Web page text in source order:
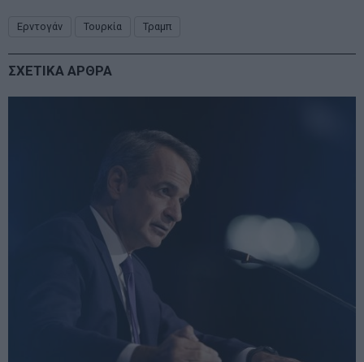
Ερντογάν Τουρκία Τραμπ
ΣΧΕΤΙΚΑ ΑΡΘΡΑ